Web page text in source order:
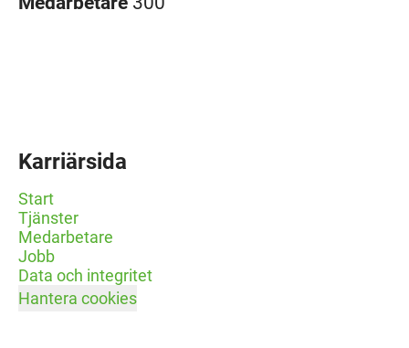
Karriärsida
Start
Tjänster
Medarbetare
Jobb
Data och integritet
Hantera cookies